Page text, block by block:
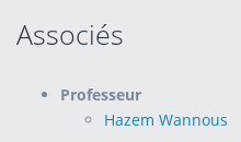
Associés
Professeur
Hazem Wannous